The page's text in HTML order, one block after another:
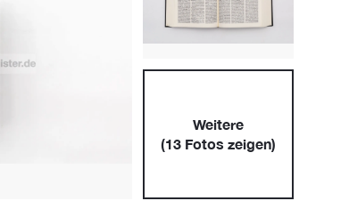
Weitere
(13Fotos zeigen)